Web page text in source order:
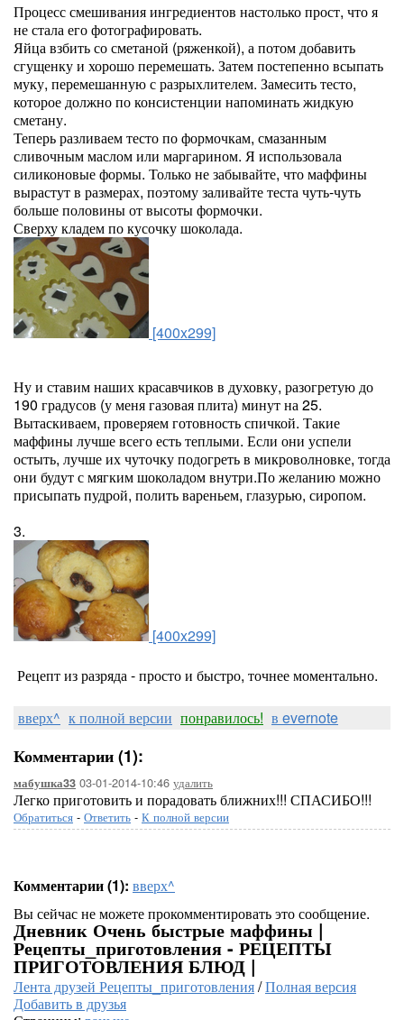
Процесс смешивания ингредиентов настолько прост, что я
не стала его фотографировать.
Яйца взбить со сметаной (ряженкой), а потом добавить
сгущенку и хорошо перемешать. Затем постепенно всыпать
муку, перемешанную с разрыхлителем. Замесить тесто,
которое должно по консистенции напоминать жидкую
сметану.
Теперь разливаем тесто по формочкам, смазанным
сливочным маслом или маргарином. Я использовала
силиконовые формы. Только не забывайте, что маффины
вырастут в размерах, поэтому заливайте теста чуть-чуть
больше половины от высоты формочки.
Сверху кладем по кусочку шоколада.
[400x299]
Ну и ставим наших красавчиков в духовку, разогретую до
190 градусов (у меня газовая плита) минут на 25.
Вытаскиваем, проверяем готовность спичкой. Такие
маффины лучше всего есть теплыми. Если они успели
остыть, лучше их чуточку подогреть в микроволновке, тогда
они будут с мягким шоколадом внутри.По желанию можно
присыпать пудрой, полить вареньем, глазурью, сиропом.
3.
[400x299]
Рецепт из разряда - просто и быстро, точнее моментально.
вверх^ к полной версии понравилось! в evernote
Комментарии (1):
мабушка33 03-01-2014-10:46 удалить
Легко приготовить и порадовать ближних!!! СПАСИБО!!!
Обратиться - Ответить - К полной версии
Комментарии (1): вверх^
Вы сейчас не можете прокомментировать это сообщение.
Дневник Очень быстрые маффины |
Рецепты_приготовления - РЕЦЕПТЫ
ПРИГОТОВЛЕНИЯ БЛЮД |
Лента друзей Рецепты_приготовления/Полная версия
Добавить в друзья